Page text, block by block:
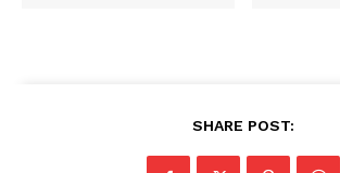
SHARE POST: